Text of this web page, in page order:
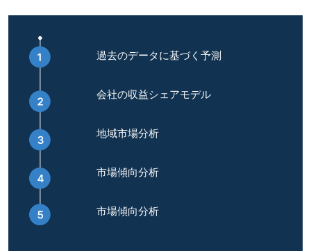
過去のデータに基づく予測
会社の収益シェアモデル
地域市場分析
市場傾向分析
市場傾向分析